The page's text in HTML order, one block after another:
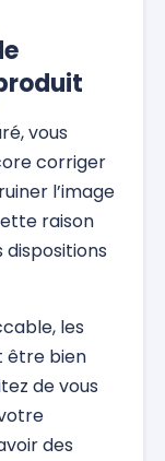
vous
corriger
l’image
raison
les
être bien
de vous
des